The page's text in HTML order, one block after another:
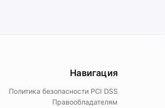
Навигация
Политика безопасности PСI DSS
Правообладателям